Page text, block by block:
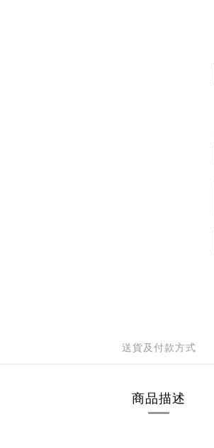
送貨及付款方式
商品描述